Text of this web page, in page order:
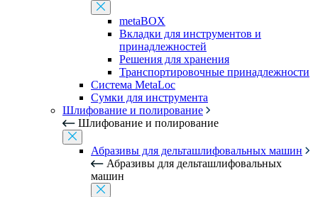
metaBOX
Вкладки для инструментов и
принадлежностей
Решения для хранения
Транспортировочные принадлежности
Система MetaLoc
Сумки для инструмента
Шлифование и полирование
Шлифование и полирование
Абразивы для дельташлифовальных машин
Абразивы для дельташлифовальных
машин